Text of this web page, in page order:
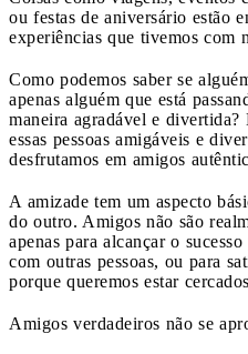
ou festas de aniversário estão
experiências que tivemos com
Como podemos saber se
apenas alguém que está
maneira agradável e
essas pessoas amigáveis ​​e
desfrutamos em amigos
A amizade tem um aspecto
do outro. Amigos não são
apenas para alcançar o
com outras pessoas, ou para
porque queremos estar
Amigos verdadeiros não se